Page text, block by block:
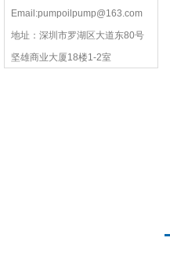
Email:pumpoilpump@163.com
地址：深圳市罗湖区大道东80号
坚雄商业大厦18楼1-2室